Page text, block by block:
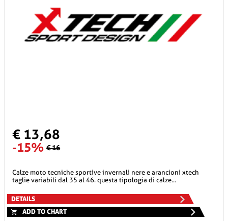
€ 13,68
-15% € 16
calze moto tecniche sportive invernali nere e arancioni xtech
taglie variabili dal 35 al 46. questa tipologia di calze...
DETAILS
ADD TO CHART